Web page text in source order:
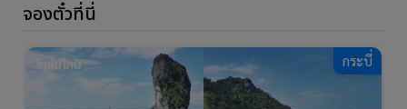
จองตั๋วที่นี่
กระบี่